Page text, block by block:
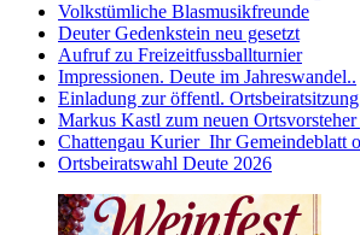
Volkstümliche Blasmusikfreunde
Deuter Gedenkstein neu gesetzt
Aufruf zu Freizeitfussballturnier
Impressionen. Deute im Jahreswandel..
Einladung zur öffentl.
Markus Kastl zum neuen
Chattengau Kurier_Ihr Gemeindeblatt
Ortsbeiratswahl Deute 2026